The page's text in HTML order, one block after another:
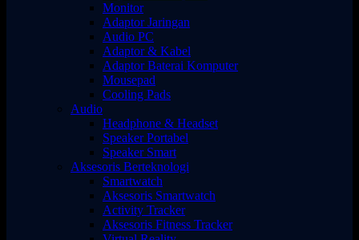
Monitor
Adaptor Jaringan
Audio PC
Adaptor & Kabel
Adaptor Baterai Komputer
Mousepad
Cooling Pads
Audio
Headphone & Headset
Speaker Portabel
Speaker Smart
Aksesoris Berteknologi
Smartwatch
Aksesoris Smartwatch
Activity Tracker
Aksesoris Fitness Tracker